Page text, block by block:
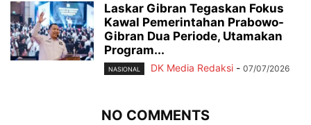
Laskar Gibran Tegaskan Fokus
Kawal Pemerintahan Prabowo-
Gibran Dua Periode, Utamakan
Program...
NASIONAL DK Media Redaksi - 07/07/2026
NO COMMENTS